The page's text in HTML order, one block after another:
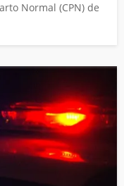
Normal (CPN) de